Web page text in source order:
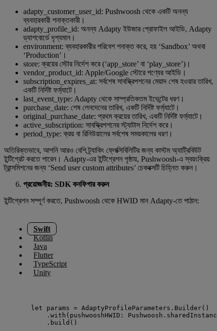
adapty_customer_user_id: Pushwoosh থেকে একটি অনন্য
ব্যবহারকারী শনাক্তকারী।
adapty_profile_id: অনন্য Adapty ইউজার প্রোফাইল আইডি, Adapty
ড্যাশবোর্ডে দৃশ্যমান।
environment: ব্যবহারকারীর পরিবেশ শনাক্ত করে, হয় ‘Sandbox’ অথবা
‘Production’।
store: ক্রয়ের স্টোর নির্দেশ করে (‘app_store’ বা ‘play_store’)।
vendor_product_id: Apple/Google স্টোরে পণ্যের আইডি।
subscription_expires_at: সর্বশেষ সাবস্ক্রিপশনের মেয়াদ শেষ হওয়ার তারিখ,
একটি নির্দিষ্ট ফর্ম্যাটে।
last_event_type: Adapty থেকে সাম্প্রতিকতম ইভেন্টের ধরণ।
purchase_date: শেষ লেনদেনের তারিখ, একটি নির্দিষ্ট ফর্ম্যাটে।
original_purchase_date: প্রথম ক্রয়ের তারিখ, একটি নির্দিষ্ট ফর্ম্যাটে।
active_subscription: সাবস্ক্রিপশনের স্ট্যাটাস নির্দেশ করে।
period_type: ক্রয় বা রিনিউয়ালের সর্বশেষ সময়কালের ধরণ।
অতিরিক্তভাবে, আপনি আরও বেশি ট্র্যাকিং ফ্লেক্সিবিলিটির জন্য কাস্টম অ্যাট্রিবিউট
ইন্টিগ্রেট করতে পারেন। Adapty-এর ইন্টিগ্রেশন পৃষ্ঠায়, Pushwoosh-এ স্বয়ংক্রিয়
ট্রান্সমিশনের জন্য ‘Send user custom attributes’ চেকবক্সটি চিহ্নিত করুন।
প্রয়োজনীয়: SDK কনফিগার করুন
ইন্টিগ্রেশন সম্পূর্ণ করতে, Pushwoosh থেকে HWID মান Adapty-তে পাঠান:
Swift
Kotlin
Java
Flutter
TypeScript
Unity
let params = AdaptyProfileParameters.Builder()
.with(pushwooshHWID:
.build()